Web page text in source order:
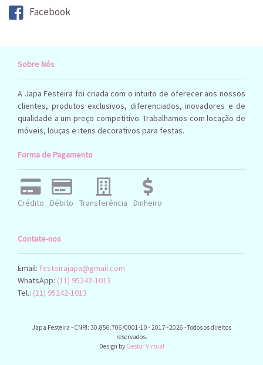
Facebook
Sobre Nós
A Japa Festeira foi criada com o intuito de oferecer aos nossos
clientes, produtos exclusivos, diferenciados, inovadores e de
qualidade a um preço competitivo. Trabalhamos com locação de
móveis, louças e itens decorativos para festas.
Forma de Pagamento
Crédito Débito Transferência Dinheiro
Contate-nos
Email: festeirajapa@gmail.com
WhatsApp: (11) 95242-1013
Tel.: (11) 95242-1013
Japa Festeira - CNPJ: 30.856.706/0001-10 - 2017~2026 - Todos os direitos
reservados.
Design by Gestor Virtual